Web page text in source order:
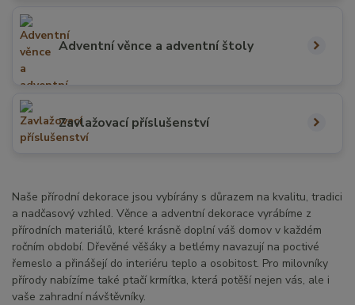
Adventní věnce a adventní štoly
Zavlažovací příslušenství
Naše přírodní dekorace jsou vybírány s důrazem na kvalitu, tradici
a nadčasový vzhled. Věnce a adventní dekorace vyrábíme z
přírodních materiálů, které krásně doplní váš domov v každém
ročním období. Dřevěné věšáky a betlémy navazují na poctivé
řemeslo a přinášejí do interiéru teplo a osobitost. Pro milovníky
přírody nabízíme také ptačí krmítka, která potěší nejen vás, ale i
vaše zahradní návštěvníky.